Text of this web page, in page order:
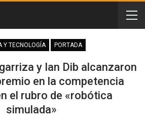
Y TECNOLOGÍA PORTADA
y Ian Dib alcanzaron
en la competencia
el rubro de «robótica
simulada»